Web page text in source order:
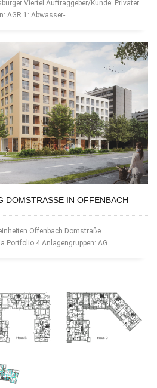
Viertel Auftraggeber/Kunde: Privater
AGR 1: Abwasser-...
IN OFFENBACH
Offenbach Domstraße
Portfolio 4 Anlagengruppen: AG...